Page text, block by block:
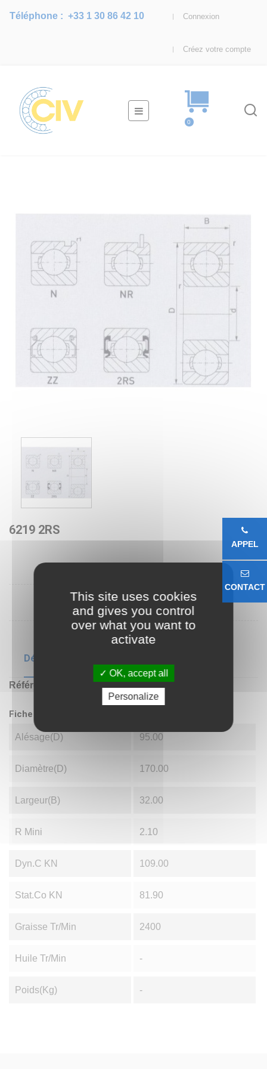
Connexion
Créez votre compte
Téléphone :+33 1 30 86 42 10
Basculer
la
☰
0
6219 2RS
Détails du produit
Référence 62192RS
Fiche technique
Alésage(d) 95.00
Diamètre(D) 170.00
Largeur(B) 32.00
R Mini 2.10
Dyn.C KN 109.00
Stat.Co KN 81.90
Graisse Tr/min 2400
Huile Tr/min -
Poids(Kg) -
APPEL
CONTACT
This site uses cookies
and gives you control
over what you want to
activate
OK, accept all
Personalize